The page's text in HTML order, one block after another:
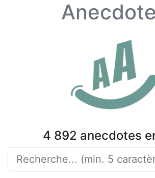
4 892 anecdotes